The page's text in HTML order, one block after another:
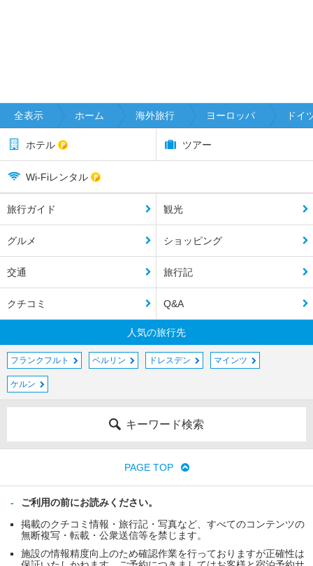
全表示 ホーム 海外旅行 ヨーロッパ ドイ
ホテル ツアー
Wi-Fiレンタル
旅行ガイド 観光
グルメ ショッピング
交通 旅行記
クチコミ Q&A
人気の旅行先
フランクフルト ベルリン ドレスデン マインツ
ケルン
キーワード検索
PAGE TOP
ご利用の前にお読みください。
掲載のクチコミ情報・旅行記・写真など、すべてのコンテンツの
無断複写・転載・公衆送信等を禁じます。
施設の情報精度向上のため確認作業を行っておりますが正確性は